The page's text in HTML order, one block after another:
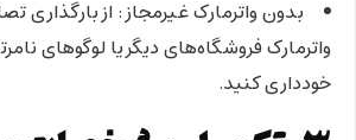
بدون واترمارک غیرمجاز:از بارگذاری
واترمارک فروشگاه‌های دیگر یا لوگوهای
خودداری کنید.